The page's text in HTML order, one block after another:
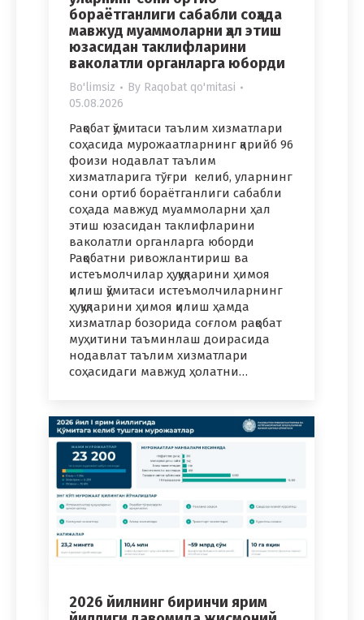
бораётганлиги сабабли соҳада
мавжуд муаммоларни ҳал этиш
юзасидан таклифларини
ваколатли органларга юборди
Bo'limsiz By Raqobat qo'mitasi
05.08.2026
Рақобат қўмитаси таълим хизматлари
соҳасида мурожаатларнинг қарийб 96
фоизи нодавлат таълим
хизматларига тўғри келиб, уларнинг
сони ортиб бораётганлиги сабабли
соҳада мавжуд муаммоларни ҳал
этиш юзасидан таклифларини
ваколатли органларга юборди
Рақобатни ривожлантириш ва
истеъмолчилар ҳуқуқларини ҳимоя
қилиш қўмитаси истеъмолчиларнинг
ҳуқуқларини ҳимоя қилиш ҳамда
хизматлар бозорида соғлом рақобат
муҳитини таъминлаш доирасида
нодавлат таълим хизматлари
соҳасидаги мавжуд ҳолатни…
2026 йилнинг биринчи ярим